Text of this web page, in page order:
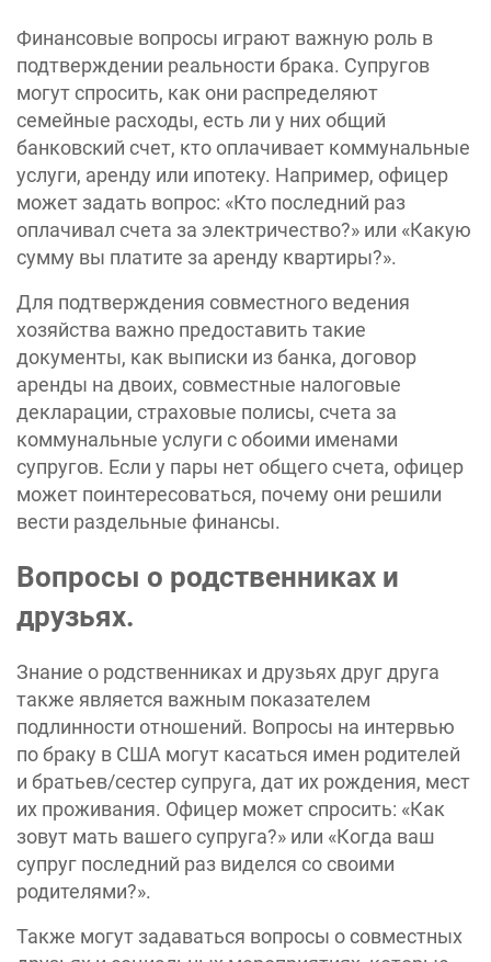
Финансовые вопросы играют важную роль в
подтверждении реальности брака. Супругов
могут спросить, как они распределяют
семейные расходы, есть ли у них общий
банковский счет, кто оплачивает коммунальные
услуги, аренду или ипотеку. Например, офицер
может задать вопрос: «Кто последний раз
оплачивал счета за электричество?» или «Какую
сумму вы платите за аренду квартиры?».
Для подтверждения совместного ведения
хозяйства важно предоставить такие
документы, как выписки из банка, договор
аренды на двоих, совместные налоговые
декларации, страховые полисы, счета за
коммунальные услуги с обоими именами
супругов. Если у пары нет общего счета, офицер
может поинтересоваться, почему они решили
вести раздельные финансы.
Вопросы о родственниках и
друзьях.
Знание о родственниках и друзьях друг друга
также является важным показателем
подлинности отношений. Вопросы на интервью
по браку в США могут касаться имен родителей
и братьев/сестер супруга, дат их рождения, мест
их проживания. Офицер может спросить: «Как
зовут мать вашего супруга?» или «Когда ваш
супруг последний раз виделся со своими
родителями?».
Также могут задаваться вопросы о совместных